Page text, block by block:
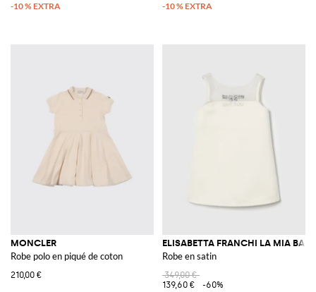
MONCLER
Robe polo en piqué de coton
210,00 €
ELISABETTA FRANCHI LA MIA
Robe en satin
349,00 €
139,60 €
-60%